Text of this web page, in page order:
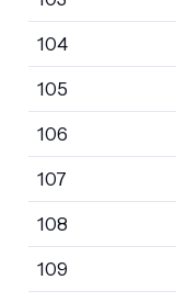
104
105
106
107
108
109